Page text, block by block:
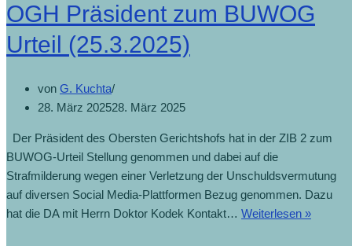
OGH Präsident zum BUWOG
Urteil (25.3.2025)
von G. Kuchta
28. März 202528. März 2025
Der Präsident des Obersten Gerichtshofs hat in der ZIB 2 zum
BUWOG-Urteil Stellung genommen und dabei auf die
Strafmilderung wegen einer Verletzung der Unschuldsvermutung
auf diversen Social Media-Plattformen Bezug genommen. Dazu
hat die DA mit Herrn Doktor Kodek Kontakt… Weiterlesen »